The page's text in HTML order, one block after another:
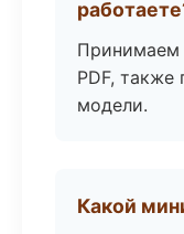
Принимаем
PDF, также
модели.
Какой